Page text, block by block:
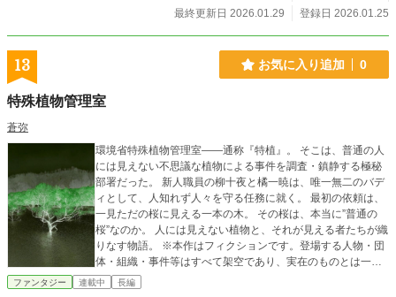
め、三人の道中に「間に合う」手順を加えた。だが戦いのた
る夜。前に出ようとする燕秋の袖を、白黎は掴んだ。――行
ぶ手順を決める。 名を鎖にせず、刃にもせず。削れが進め
『帰虚』の縫い目だ。 ＊小説家になろう様・カクヨム様・ノ
ベルデイズ様にもこの作品は投稿しております
最終更新日 2026.01.29 登録日 2026.01.25
13 お気に入り追加 0
特殊植物管理室
蒼弥
環境省特殊植物管理室――通称『特植』。 そこは、普通の人
には見えない不思議な植物による事件を調査・鎮静する極秘
部署だった。 新人職員の柳十夜と橘一暁は、唯一無二のバデ
ィとして、人知れず人々を守る任務に就く。 最初の依頼は、
一見ただの桜に見える一本の木。 その桜は、本当に”普通の
桜”なのか。 人には見えない植物と、それが見える者たちが織
りなす物語。 ※本作はフィクションです。登場する人物・団
体・組織・事件等はすべて架空であり、実在のものとは一切
関係ありません。 作中には実在する行政機関や地名などをモ
ファンタジー 連載中 長編